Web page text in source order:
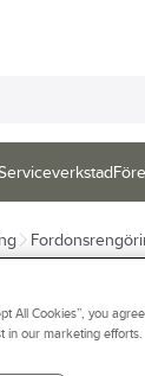
All Cookies”, you
in our marketing efforts.